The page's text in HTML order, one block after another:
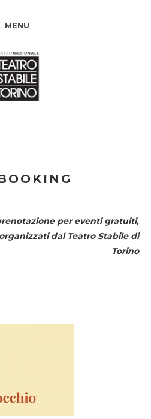
MENU
per eventi gratuiti,
dal Teatro Stabile di
Torino